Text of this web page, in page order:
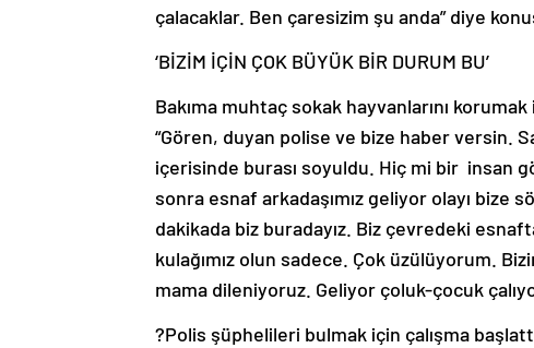
çalacaklar. Ben çaresizim şu anda” diye
‘BİZİM İÇİN ÇOK BÜYÜK BİR DURUM BU’
Bakıma muhtaç sokak hayvanlarını
“Gören, duyan polise ve bize haber versin.
içerisinde burası soyuldu. Hiç mi bir insan
sonra esnaf arkadaşımız geliyor olayı bize
dakikada biz buradayız. Biz çevredeki
kulağımız olun sadece. Çok üzülüyorum.
mama dileniyoruz. Geliyor çoluk-çocuk
?Polis şüphelileri bulmak için çalışma